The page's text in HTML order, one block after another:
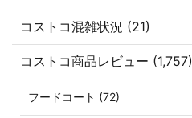
コストコ混雑状況 (21)
コストコ商品レビュー (1,757)
フードコート (72)